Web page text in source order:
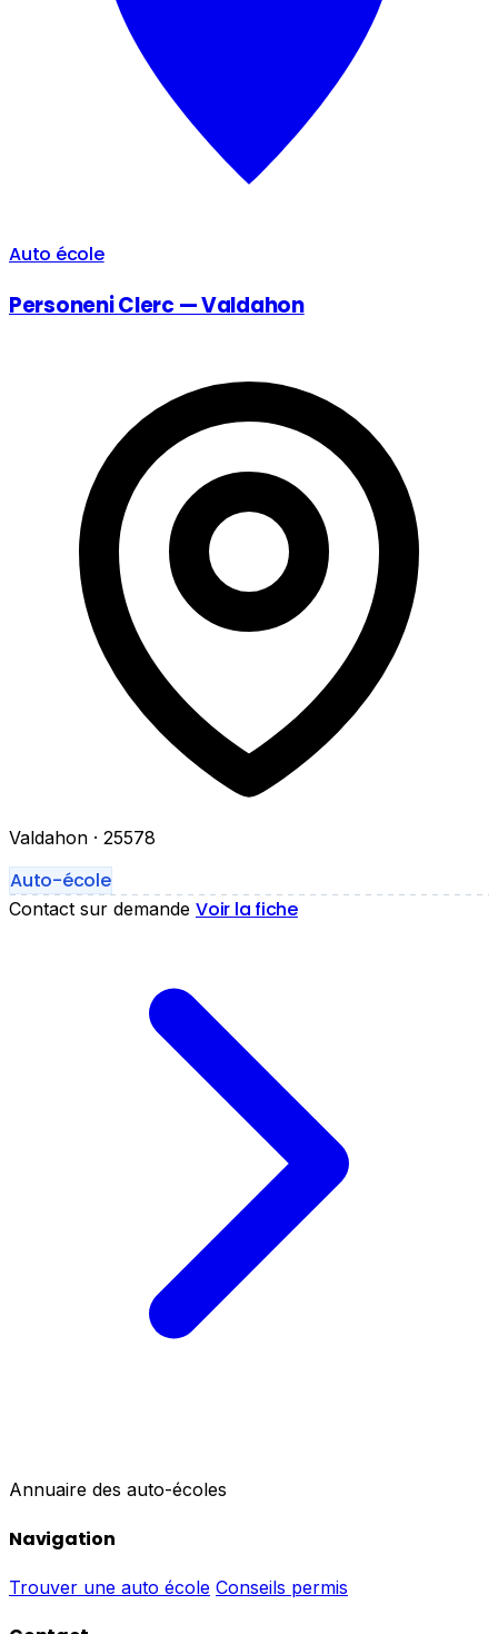
Auto école
Personeni Clerc — Valdahon
Valdahon · 25578
Auto-école
Contact sur demande Voir la fiche
Annuaire des auto-écoles
Navigation
Trouver une auto école Conseils permis